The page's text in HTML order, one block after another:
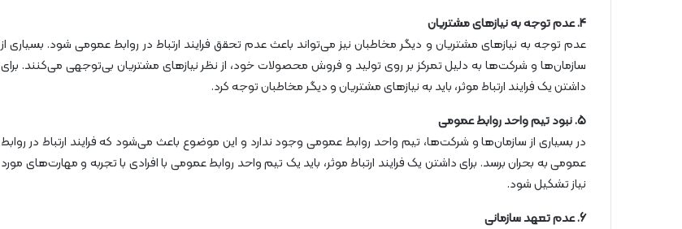
4. عدم توجه به نیازهای مشتریان
عدم توجه به نیازهای مشتریان و دیگر مخاطبان نیز می‌تواند باعث عدم تحقق فرایند ارتباط در روابط عمومی شود. بسیاری از
سازمان‌ها و شرکت‌ها به دلیل تمرکز بر روی تولید و فروش محصولات خود، از نظر نیازهای مشتریان بی‌توجهی می‌کنند. برای
داشتن یک فرایند ارتباط موثر، باید به نیازهای مشتریان و دیگر مخاطبان توجه کرد.
5. نبود تیم واحد روابط عمومی
در بسیاری از سازمان‌ها و شرکت‌ها، تیم واحد روابط عمومی وجود ندارد و این موضوع باعث می‌شود که فرایند ارتباط در روابط
عمومی به بحران برسد. برای داشتن یک فرایند ارتباط موثر، باید یک تیم واحد روابط عمومی با افرادی با تجربه و مهارت‌های مورد
نیاز تشکیل شود.
6. عدم تعهد سازمانی